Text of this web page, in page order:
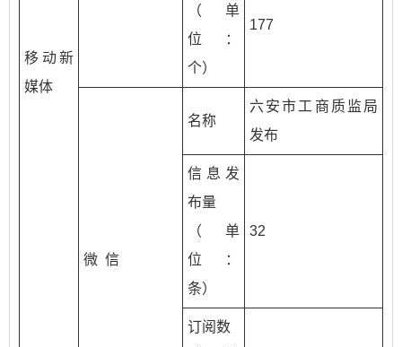
移动新
媒体
（单
位：
个）
177
微 信
名称
六安市工商质监局
发布
信息发
布量
（单
位：
条）
32
订阅数